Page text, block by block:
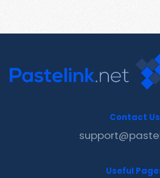
Contact Us
Useful